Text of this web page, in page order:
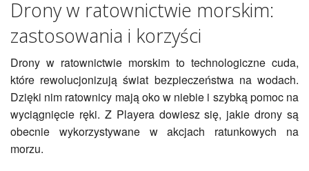
Drony w ratownictwie morskim:
zastosowania i korzyści
Drony w ratownictwie morskim to technologiczne cuda,
które rewolucjonizują świat bezpieczeństwa na wodach.
Dzięki nim ratownicy mają oko w niebie i szybką pomoc na
wyciągnięcie ręki. Z Playera dowiesz się, jakie drony są
obecnie wykorzystywane w akcjach ratunkowych na
morzu.